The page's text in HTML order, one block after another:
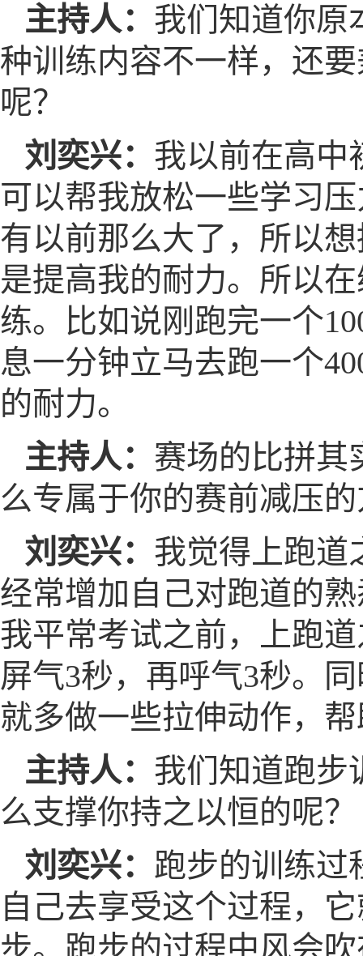
主持人： 我们知道你原
种训练内容不一样，还
呢？
刘奕兴： 我以前在高中
可以帮我放松一些学习
有以前那么大了，所以
是提高我的耐力。所以
练。比如说刚跑完一个
息一分钟立马去跑一个
的耐力。
主持人： 赛场的比拼其
么专属于你的赛前减压
刘奕兴： 我觉得上跑道
经常增加自己对跑道的
我平常考试之前，上跑
屏气3秒，再呼气3秒。
就多做一些拉伸动作，
主持人： 我们知道跑步
么支撑你持之以恒的呢？
刘奕兴： 跑步的训练过
自己去享受这个过程，
步。跑步的过程中风会